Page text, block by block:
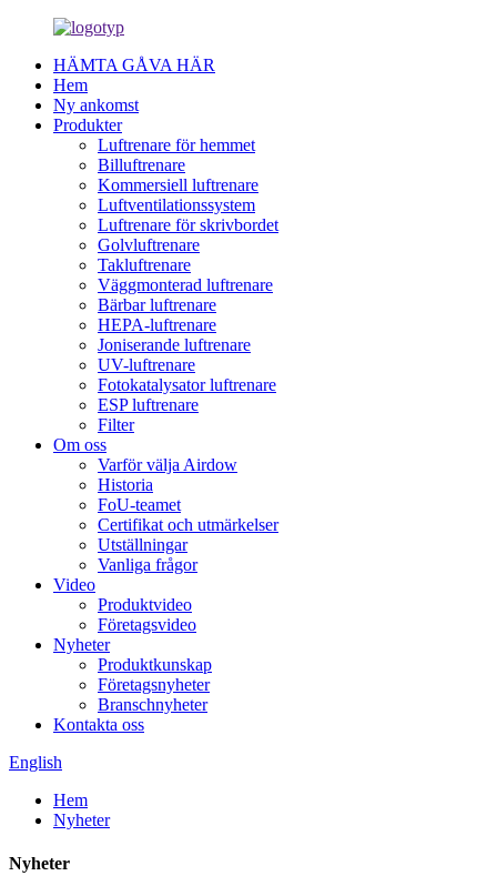
HÄMTA GÅVA HÄR
Hem
Ny ankomst
Produkter
Luftrenare för hemmet
Billuftrenare
Kommersiell luftrenare
Luftventilationssystem
Luftrenare för skrivbordet
Golvluftrenare
Takluftrenare
Väggmonterad luftrenare
Bärbar luftrenare
HEPA-luftrenare
Joniserande luftrenare
UV-luftrenare
Fotokatalysator luftrenare
ESP luftrenare
Filter
Om oss
Varför välja Airdow
Historia
FoU-teamet
Certifikat och utmärkelser
Utställningar
Vanliga frågor
Video
Produktvideo
Företagsvideo
Nyheter
Produktkunskap
Företagsnyheter
Branschnyheter
Kontakta oss
English
Hem
Nyheter
Nyheter